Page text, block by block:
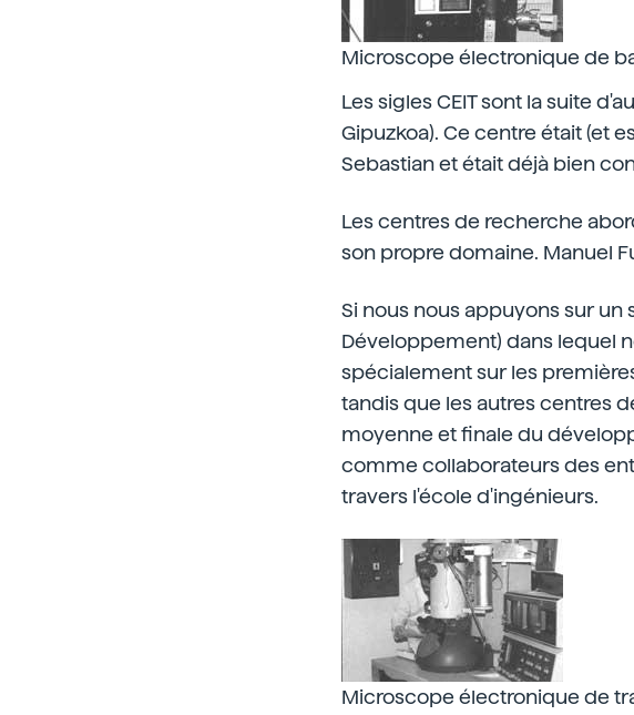
Microscope électronique de
Les sigles CEIT sont la suite
Gipuzkoa). Ce centre était (et
Sebastian et était déjà bien
Les centres de recherche
son propre domaine. Manuel
Si nous nous appuyons sur un
Développement) dans lequel
spécialement sur les
tandis que les autres centres
moyenne et finale du
comme collaborateurs des
travers l'école d'ingénieurs.
Microscope électronique de